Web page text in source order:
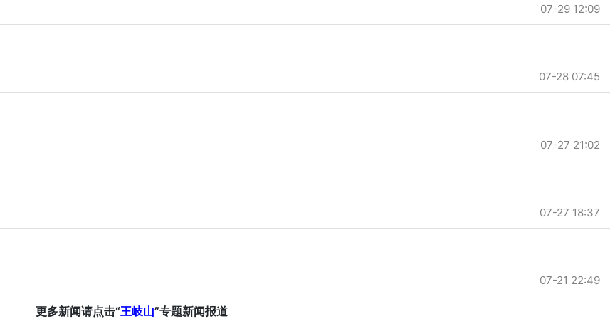
07-29 12:09
07-28 07:45
07-27 21:02
07-27 18:37
07-21 22:49
更多新闻请点击“王岐山”专题新闻报道